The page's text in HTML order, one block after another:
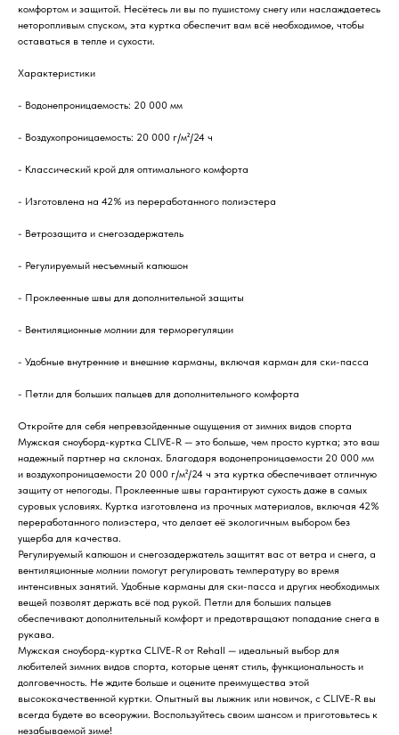
комфортом и защитой. Несётесь ли вы по пушистому снегу или наслаждаетесь
неторопливым спуском, эта куртка обеспечит вам всё необходимое, чтобы
оставаться в тепле и сухости.
Характеристики
- Водонепроницаемость: 20 000 мм
- Воздухопроницаемость: 20 000 г/м²/24 ч
- Классический крой для оптимального комфорта
- Изготовлена ​​на 42% из переработанного полиэстера
- Ветрозащита и снегозадержатель
- Регулируемый несъемный капюшон
- Проклеенные швы для дополнительной защиты
- Вентиляционные молнии для терморегуляции
- Удобные внутренние и внешние карманы, включая карман для ски-пасса
- Петли для больших пальцев для дополнительного комфорта
Откройте для себя непревзойденные ощущения от зимних видов спорта
Мужская сноуборд-куртка CLIVE-R — это больше, чем просто куртка; это ваш
надежный партнер на склонах. Благодаря водонепроницаемости 20 000 мм
и воздухопроницаемости 20 000 г/м²/24 ч эта куртка обеспечивает отличную
защиту от непогоды. Проклеенные швы гарантируют сухость даже в самых
суровых условиях. Куртка изготовлена ​​из прочных материалов, включая 42%
переработанного полиэстера, что делает её экологичным выбором без
ущерба для качества.
Регулируемый капюшон и снегозадержатель защитят вас от ветра и снега, а
вентиляционные молнии помогут регулировать температуру во время
интенсивных занятий. Удобные карманы для ски-пасса и других необходимых
вещей позволят держать всё под рукой. Петли для больших пальцев
обеспечивают дополнительный комфорт и предотвращают попадание снега в
рукава.
Мужская сноуборд-куртка CLIVE-R от Rehall — идеальный выбор для
любителей зимних видов спорта, которые ценят стиль, функциональность и
долговечность. Не ждите больше и оцените преимущества этой
высококачественной куртки. Опытный вы лыжник или новичок, с CLIVE-R вы
всегда будете во всеоружии. Воспользуйтесь своим шансом и приготовьтесь к
незабываемой зиме!